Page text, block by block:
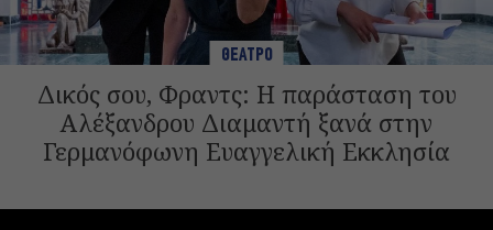
ΘΕΑΤΡΟ
Δικός σου, Φραντς: Η παράσταση του
Αλέξανδρου Διαμαντή ξανά στην
Γερμανόφωνη Ευαγγελική Εκκλησία